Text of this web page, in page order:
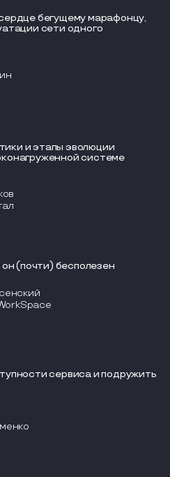
бегущему марафонцу,
сети одного
и этапы эволюции
системе
(почти) бесполезен
сервиса и подружить